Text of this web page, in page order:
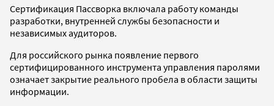
Сертификация Пассворка включала работу команды
разработки, внутренней службы безопасности и
независимых аудиторов.
Для российского рынка появление первого
сертифицированного инструмента управления паролями
означает закрытие реального пробела в области защиты
информации.